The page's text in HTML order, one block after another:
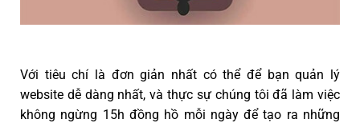
Với tiêu chí là đơn giản nhất có thể để bạn quản lý
website dễ dàng nhất, và thực sự chúng tôi đã làm việc
không ngừng 15h đồng hồ mỗi ngày để tạo ra những